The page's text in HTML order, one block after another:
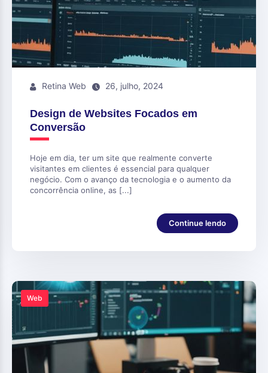
Retina Web 26, julho, 2024
Design de Websites Focados em
Conversão
Hoje em dia, ter um site que realmente converte
visitantes em clientes é essencial para qualquer
negócio. Com o avanço da tecnologia e o aumento da
concorrência online, as [...]
Continue lendo
Web